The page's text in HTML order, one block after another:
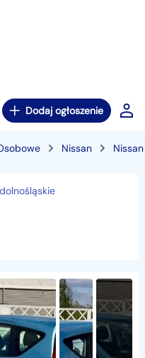
Dodaj ogłoszenie
Nissan
dolnośląskie